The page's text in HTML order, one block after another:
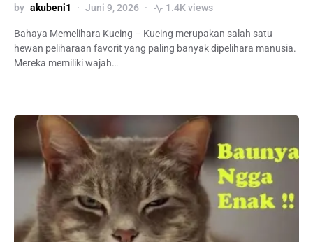
by akubeni1 Juni 9, 2026 1.4K views
Bahaya Memelihara Kucing – Kucing merupakan salah satu
hewan peliharaan favorit yang paling banyak dipelihara manusia.
Mereka memiliki wajah…